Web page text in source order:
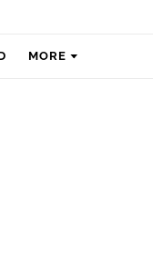
MORE